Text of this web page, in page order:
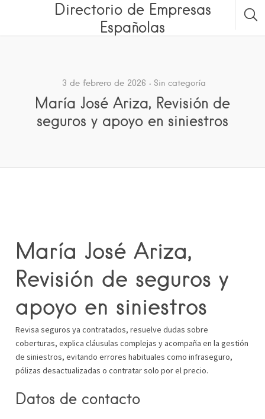
Directorio de Empresas
Españolas
3 de febrero de 2026 Sin categoría
María José Ariza, Revisión de
seguros y apoyo en siniestros
María José Ariza,
Revisión de seguros y
apoyo en siniestros
Revisa seguros ya contratados, resuelve dudas sobre
coberturas, explica cláusulas complejas y acompaña en la gestión
de siniestros, evitando errores habituales como infraseguro,
pólizas desactualizadas o contratar solo por el precio.
Datos de contacto